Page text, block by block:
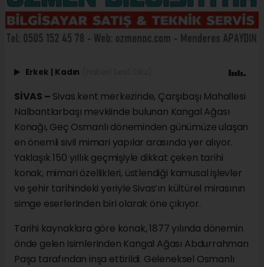
Erkek Kadın
SİVAS – Sivas kent merkezinde, Çarşıbaşı Mahallesi
Nalbantlarbaşı mevkiinde bulunan Kangal Ağası
Konağı, Geç Osmanlı döneminden günümüze ulaşan
en önemli sivil mimari yapılar arasında yer alıyor.
Yaklaşık 150 yıllık geçmişiyle dikkat çeken tarihi
konak, mimari özellikleri, üstlendiği kamusal işlevler
ve şehir tarihindeki yeriyle Sivas’ın kültürel mirasının
simge eserlerinden biri olarak öne çıkıyor.
Tarihi kaynaklara göre konak, 1877 yılında dönemin
önde gelen isimlerinden Kangal Ağası Abdurrahman
Paşa tarafından inşa ettirildi. Geleneksel Osmanlı